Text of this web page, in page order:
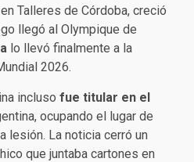
en Talleres de Córdoba, creció
llegó al Olympique de
lo llevó finalmente a la
2026.
incluso fue titular en el
ocupando el lugar de
lesión. La noticia cerró un
que juntaba cartones en